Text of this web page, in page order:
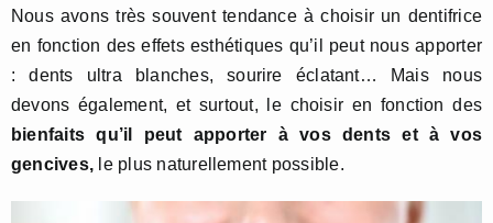
Nous avons très souvent tendance à choisir un dentifrice
en fonction des effets esthétiques qu’il peut nous apporter
: dents ultra blanches, sourire éclatant… Mais nous
devons également, et surtout, le choisir en fonction des
bienfaits qu’il peut apporter à vos dents et à vos
gencives, le plus naturellement possible.